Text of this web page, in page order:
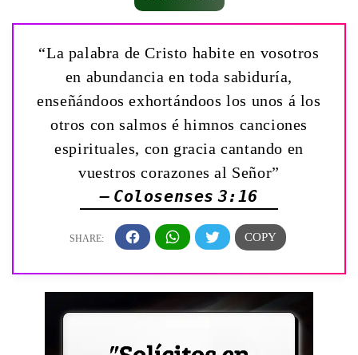
“La palabra de Cristo habite en vosotros
en abundancia en toda sabiduría,
enseñándoos exhortándoos los unos á los
otros con salmos é himnos canciones
espirituales, con gracia cantando en
vuestros corazones al Señor”
— Colosenses 3:16